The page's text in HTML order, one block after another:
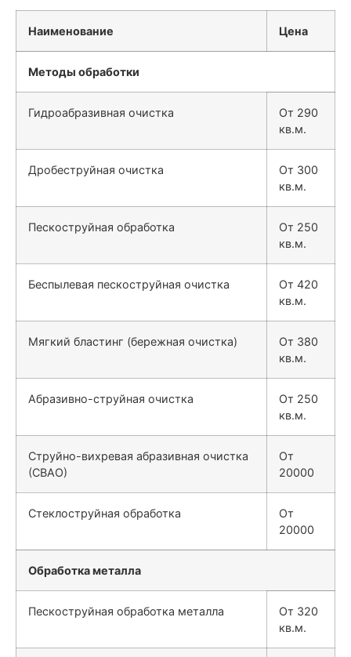
Наименование Цена
Методы обработки
Гидроабразивная очистка
От 290
кв.м.
Дробеструйная очистка
От 300
кв.м.
Пескоструйная обработка
От 250
кв.м.
Беспылевая пескоструйная очистка
От 420
кв.м.
Мягкий бластинг (бережная очистка)
От 380
кв.м.
Абразивно-струйная очистка
От 250
кв.м.
Струйно-вихревая абразивная очистка
(СВАО)
От
20000
Стеклоструйная обработка
От
20000
Обработка металла
Пескоструйная обработка металла
От 320
кв.м.